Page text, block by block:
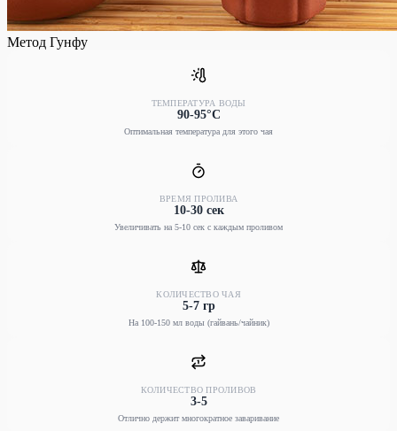
Метод Гунфу
ТЕМПЕРАТУРА ВОДЫ
90-95°C
Оптимальная температура для этого чая
ВРЕМЯ ПРОЛИВА
10-30 сек
Увеличивать на 5-10 сек с каждым проливом
КОЛИЧЕСТВО ЧАЯ
5-7 гр
На 100-150 мл воды (гайвань/чайник)
КОЛИЧЕСТВО ПРОЛИВОВ
3-5
Отлично держит многократное заваривание